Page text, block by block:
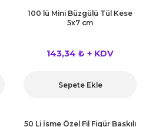
100 lü Mini Büzgülü Tül Kese
5x7 cm
143,34 ₺ + KDV
Sepete Ekle
50 Li İsme Özel Fil Figür Baskılı